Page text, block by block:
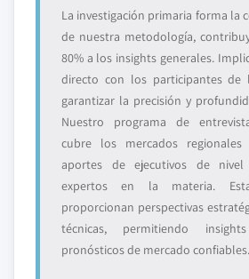
La investigación primaria forma la
de nuestra metodología,
80% a los insights generales.
directo con los participantes de
garantizar la precisión y
Nuestro programa de
cubre los mercados
aportes de ejecutivos de
expertos en la materia.
proporcionan perspectivas
técnicas, permitiendo
pronósticos de mercado confiables.